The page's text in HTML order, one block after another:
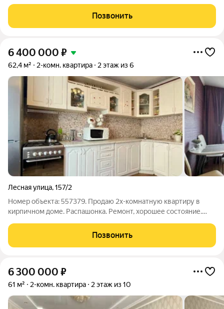
Индивидуальное отопление, закрытый двор, подземный
паркинг. Продажа в связи с переездом.
Позвонить
6 400 000 ₽
62,4 м² 2-комн. квартира 2 этаж из 6
Лесная улица,157/2
Номер объекта: 557379. Продаю 2х-комнатную квартиру в
кирпичном доме. Распашонка. Ремонт, хорошее состояние.
Позвонить
6 300 000 ₽
61 м² 2-комн. квартира 2 этаж из 10